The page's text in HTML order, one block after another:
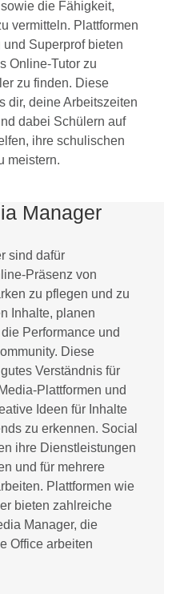
die Fähigkeit,
vermitteln. Plattformen
Superprof bieten
Online-Tutor zu
zu finden. Diese
dir, deine Arbeitszeiten
dabei Schülern auf
ihre schulischen
meistern.
Manager
sind dafür
Präsenz von
zu pflegen und zu
Inhalte, planen
Performance und
Diese
Verständnis für
Plattformen und
Ideen für Inhalte
zu erkennen. Social
ihre Dienstleistungen
und für mehrere
Plattformen wie
bieten zahlreiche
Manager, die
Office arbeiten